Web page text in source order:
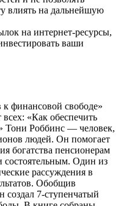
влиять на дальнейшую
на интернет-ресурсы,
ваши
финансовой свободе»
всех: «Как обеспечить
Тони Роббинс — человек,
людей. Он помогает
богатства пенсионерам
состоятельным. Один из
рассуждения в
Обобщив
создал 7-ступенчатый